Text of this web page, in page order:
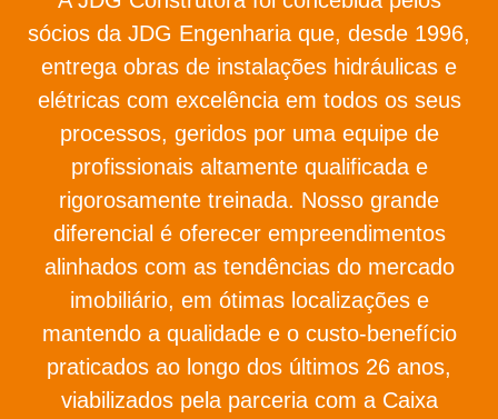
sócios da JDG Engenharia que, desde 1996,
entrega obras de instalações hidráulicas e
elétricas com excelência em todos os seus
processos, geridos por uma equipe de
profissionais altamente qualificada e
rigorosamente treinada. Nosso grande
diferencial é oferecer empreendimentos
alinhados com as tendências do mercado
imobiliário, em ótimas localizações e
mantendo a qualidade e o custo-benefício
praticados ao longo dos últimos 26 anos,
viabilizados pela parceria com a Caixa